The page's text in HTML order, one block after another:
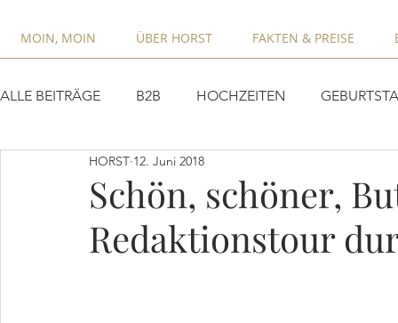
MOIN, MOIN ÜBER HORST FAKTEN & PREISE
ALLE BEITRÄGE B2B HOCHZEITEN
Schön, schöner,
Redaktionstour
HORST 12. Juni 2018